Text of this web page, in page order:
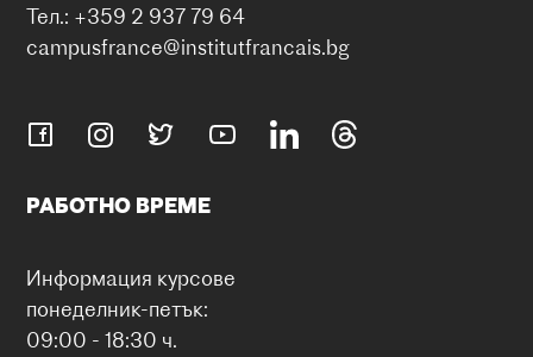
Тел.: +359 2 937 79 64
campusfrance@institutfrancais.bg
РАБОТНО ВРЕМЕ
Информация курсове
понеделник-петък:
09:00 - 18:30 ч.